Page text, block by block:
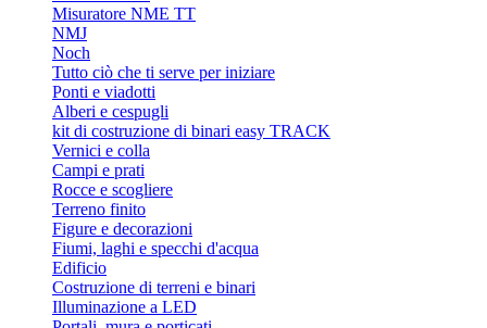
Misuratore NME TT
NMJ
Noch
Tutto ciò che ti serve per iniziare
Ponti e viadotti
Alberi e cespugli
kit di costruzione di binari easy TRACK
Vernici e colla
Campi e prati
Rocce e scogliere
Terreno finito
Figure e decorazioni
Fiumi, laghi e specchi d'acqua
Edificio
Costruzione di terreni e binari
Illuminazione a LED